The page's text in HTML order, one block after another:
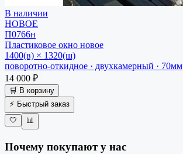
В наличии
НОВОЕ
П0766н
Пластиковое окно новое
1400(в) × 1320(ш)
поворотно-откидное · двухкамерный · 70мм
14 000 ₽
🛒 В корзину
⚡ Быстрый заказ
🤍
📊
Почему покупают у нас